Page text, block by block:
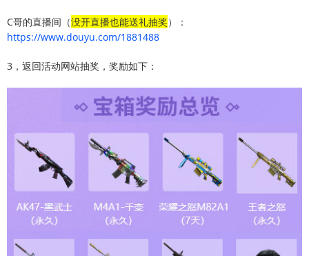
C哥的直播间（没开直播也能送礼抽奖）：
https://www.douyu.com/1881488
3，返回活动网站抽奖，奖励如下：